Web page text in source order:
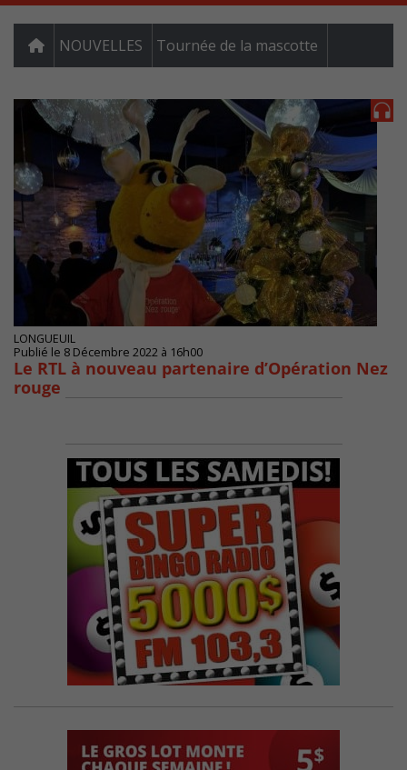
NOUVELLES Tournée de la mascotte
LONGUEUIL
Publié le 8 Décembre 2022 à 16h00
Le RTL à nouveau partenaire d’Opération Nez
rouge